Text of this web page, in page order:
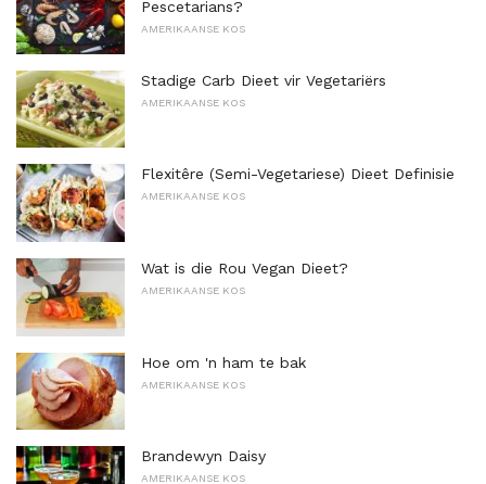
Pescetarians?
AMERIKAANSE KOS
Stadige Carb Dieet vir Vegetariërs
AMERIKAANSE KOS
Flexitêre (Semi-Vegetariese) Dieet Definisie
AMERIKAANSE KOS
Wat is die Rou Vegan Dieet?
AMERIKAANSE KOS
Hoe om 'n ham te bak
AMERIKAANSE KOS
Brandewyn Daisy
AMERIKAANSE KOS